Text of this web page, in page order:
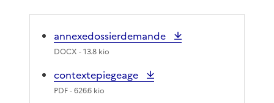
annexedossierdemande
DOCX - 13.8 kio
contextepiegeage
PDF- 626.6 kio